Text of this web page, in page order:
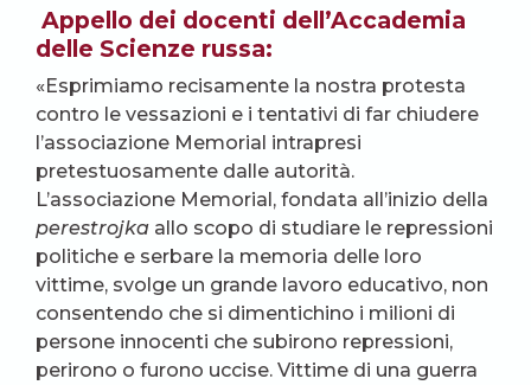
Appello dei docenti dell’Accademia
delle Scienze russa:
«Esprimiamo recisamente la nostra protesta
contro le vessazioni e i tentativi di far chiudere
l’associazione Memorial intrapresi
pretestuosamente dalle autorità.
L’associazione Memorial, fondata all’inizio della
perestrojka allo scopo di studiare le repressioni
politiche e serbare la memoria delle loro
vittime, svolge un grande lavoro educativo, non
consentendo che si dimentichino i milioni di
persone innocenti che subirono repressioni,
perirono o furono uccise. Vittime di una guerra